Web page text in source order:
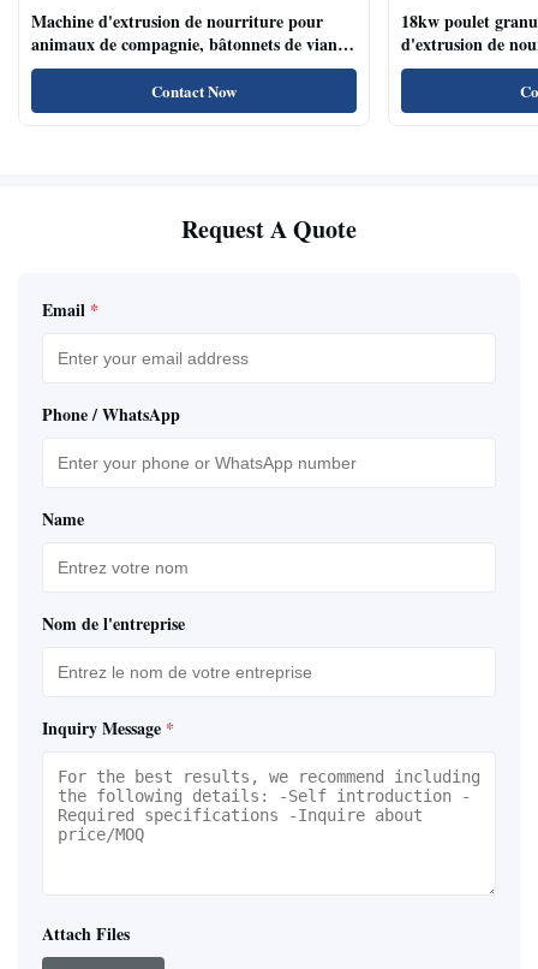
Machine d'extrusion de nourriture pour
animaux de compagnie, bâtonnets de viande
de chien, machine d'extrusion de nourriture
pour animaux de compagnie avec système de
plateau automatique
Contact Now
18kw poulet
d'extrusion de
compagnie haute
naturels de
Request A Quote
Email *
Phone / WhatsApp
Name
Nom de l'entreprise
Inquiry Message *
Attach Files